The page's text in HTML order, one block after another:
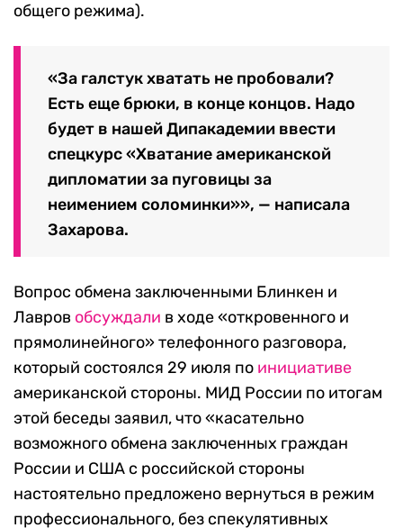
общего режима).
«За галстук хватать не пробовали?
Есть еще брюки, в конце концов. Надо
будет в нашей Дипакадемии ввести
спецкурс «Хватание американской
дипломатии за пуговицы за
неимением соломинки»», — написала
Захарова.
Вопрос обмена заключенными Блинкен и
Лавров обсуждали в ходе «откровенного и
прямолинейного» телефонного разговора,
который состоялся 29 июля по инициативе
американской стороны. МИД России по итогам
этой беседы заявил, что «касательно
возможного обмена заключенных граждан
России и США с российской стороны
настоятельно предложено вернуться в режим
профессионального, без спекулятивных